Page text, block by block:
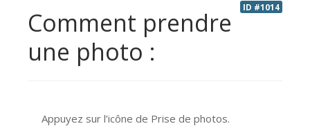
ID #1014
Comment prendre
une photo :
Appuyez sur l’icône de Prise de photos.